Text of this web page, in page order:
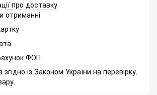
про доставку
отриманні
ФОП
згідно із Законом України на перевірку,